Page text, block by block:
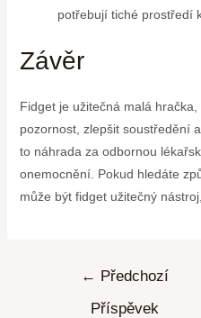
potřebují tiché prostředí
Závěr
Fidget je užitečná malá
pozornost, zlepšit soustředění
to náhrada za odbornou
onemocnění. Pokud hledáte
může být fidget užitečný
← Předchozí
Příspěvek